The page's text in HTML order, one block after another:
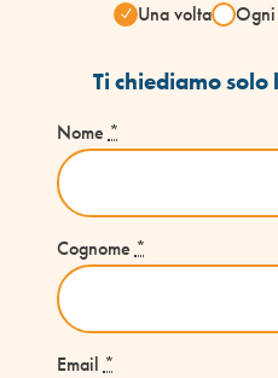
Una volta Ogni
Ti chiediamo solo
Nome *
Cognome *
Email *